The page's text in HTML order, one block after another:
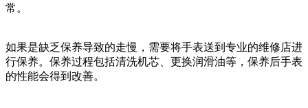
常。
如果是缺乏保养导致的走慢，需要将手表送到专业的维修店进
行保养。保养过程包括清洗机芯、更换润滑油等，保养后手表
的性能会得到改善。